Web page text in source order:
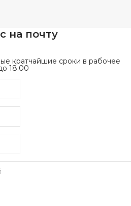
на почту
кратчайшие сроки в рабочее
18:00